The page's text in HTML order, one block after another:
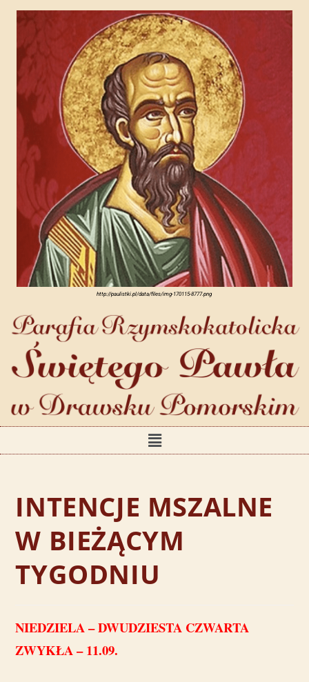
http://paulistki.pl/data/files/img-170115-8777.png
INTENCJE MSZALNE
W BIEŻĄCYM
TYGODNIU
NIEDZIELA – DWUDZIESTA CZWARTA
ZWYKŁA – 11.09.